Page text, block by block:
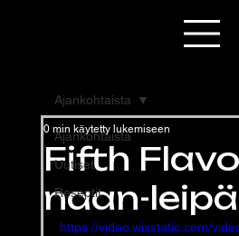
Ajankohtaista
Uutiset
Reseptit
Ajankohtaista
Fifth
naan-leipä
0 min käytetty lukemiseen
https://video.wixstatic.com/